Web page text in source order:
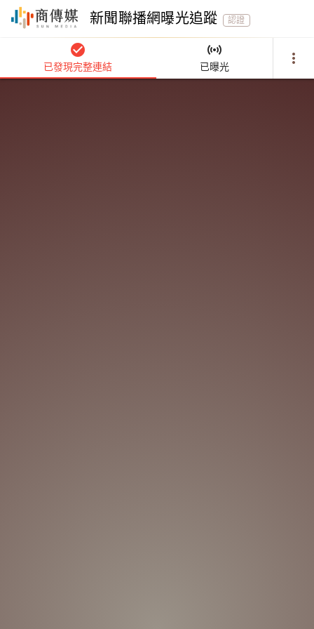
新聞聯播網曝光追蹤 認證
check_circle
已發現完整連結
sensors
已曝光 more_vert